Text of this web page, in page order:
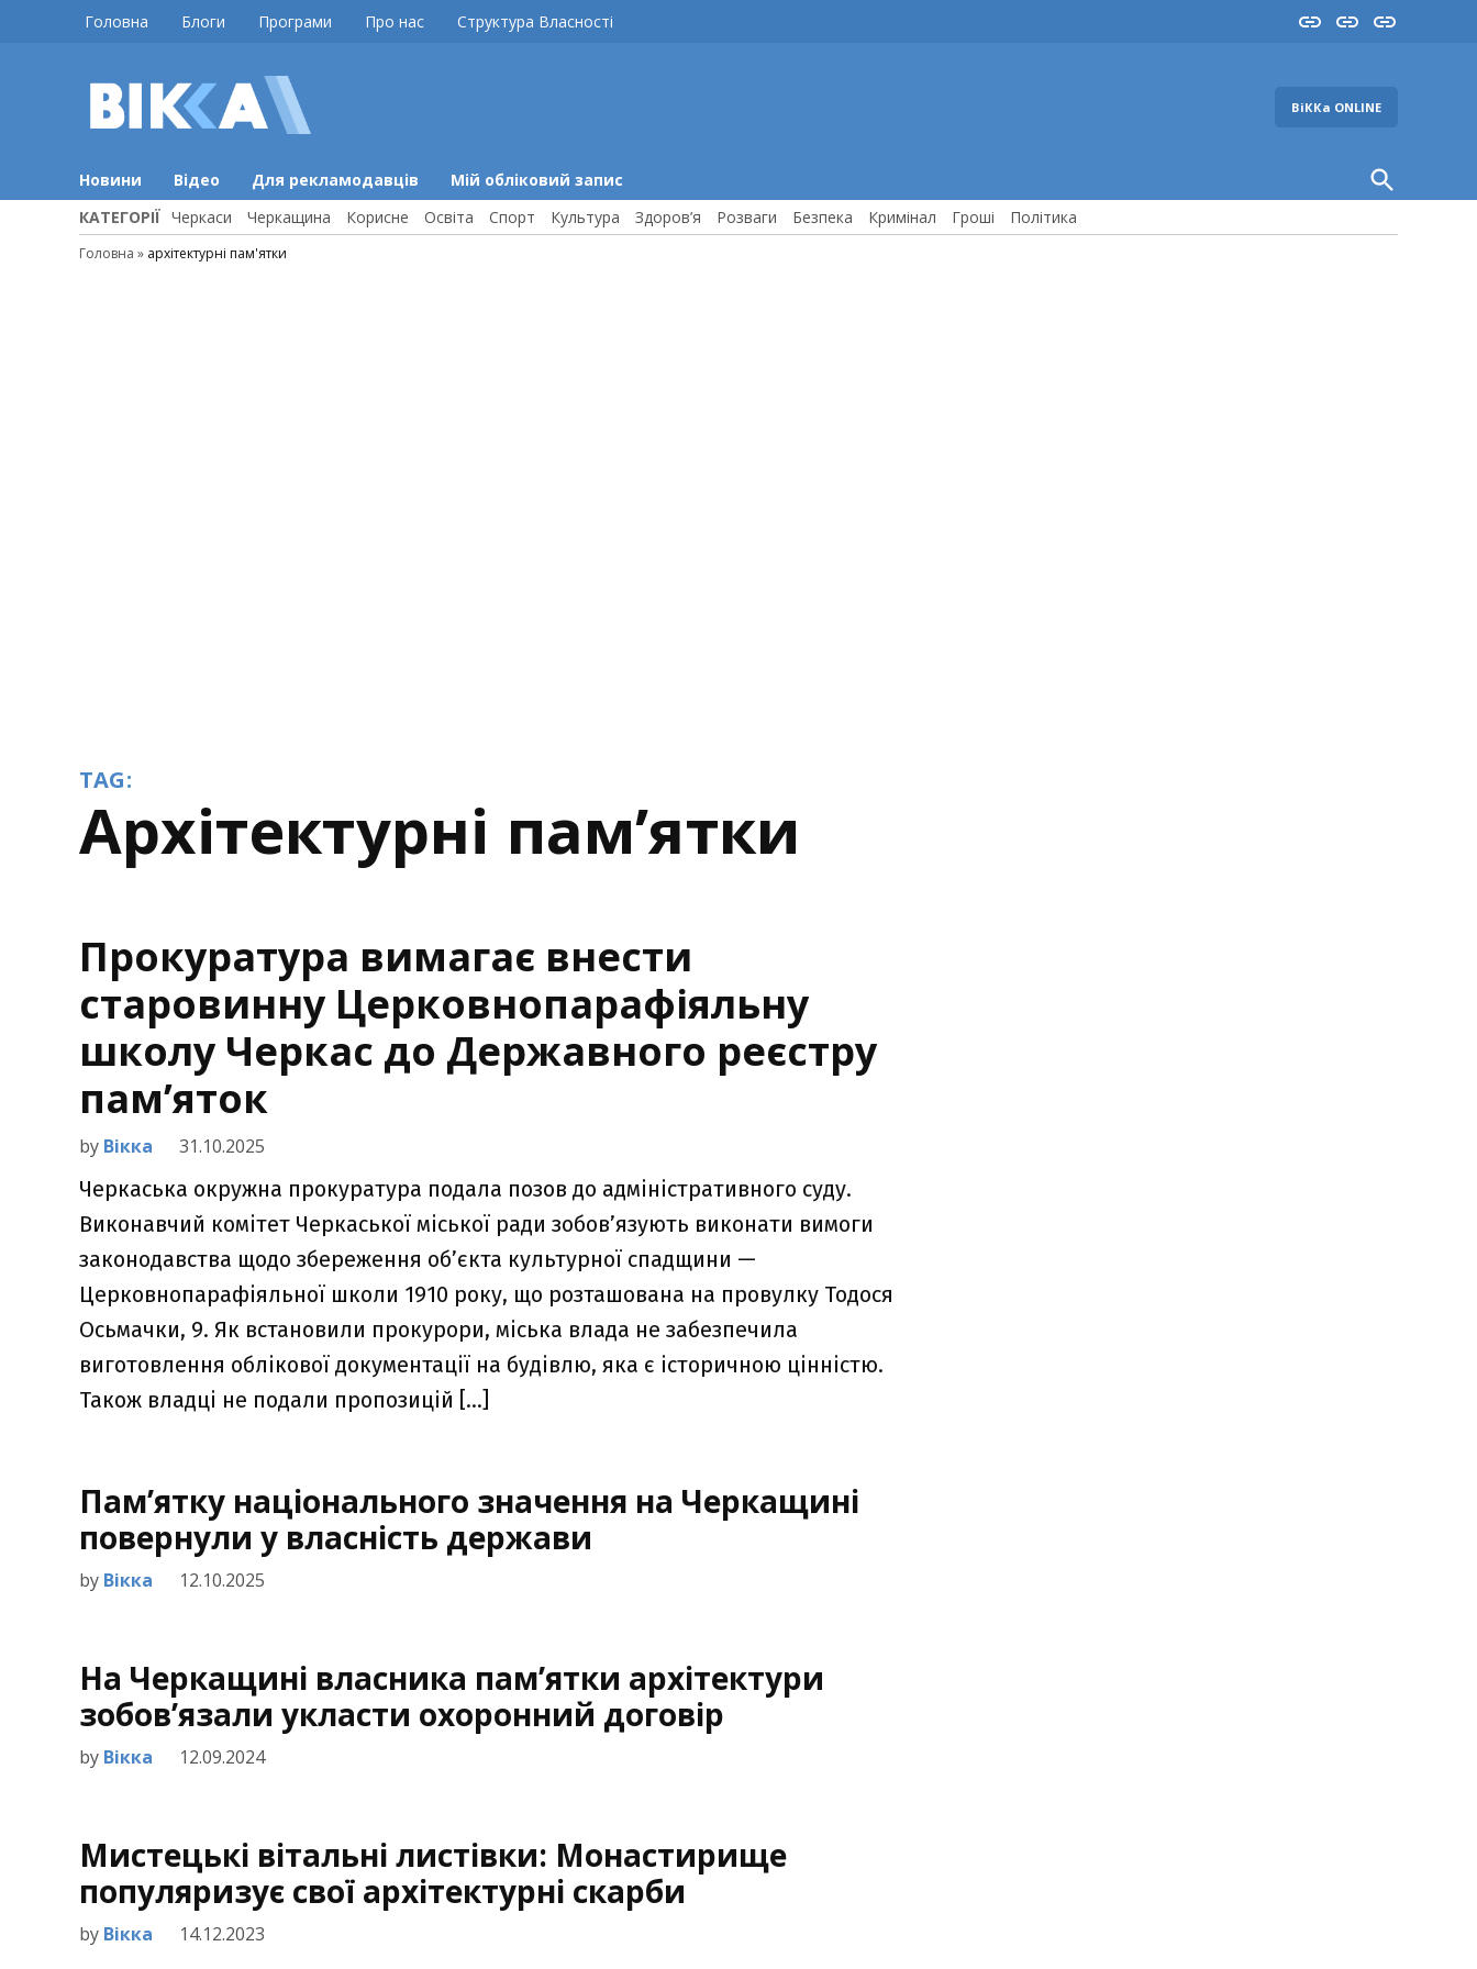
Головна Блоги Програми Про нас Структура Власності InstaYouTube
FB
ВіККа ONLINE
Новини Відео Для рекламодавців Мій обліковий запис
Open
Search
КАТЕГОРІЇ Черкаси Черкащина Корисне Освіта Спорт Культура Здоров’я Розваги Безпека Кримінал Гроші Політика
Головна » архітектурні пам'ятки
TAG:
архітектурні пам’ятки
Прокуратура вимагає внести
старовинну Церковнопарафіяльну
школу Черкас до Державного реєстру
пам’яток
by Вікка 31.10.2025
Черкаська окружна прокуратура подала позов до адміністративного суду.
Виконавчий комітет Черкаської міської ради зобов’язують виконати вимоги
законодавства щодо збереження об’єкта культурної спадщини —
Церковнопарафіяльної школи 1910 року, що розташована на провулку Тодося
Осьмачки, 9. Як встановили прокурори, міська влада не забезпечила
виготовлення облікової документації на будівлю, яка є історичною цінністю.
Також владці не подали пропозицій […]
Пам’ятку національного значення на Черкащині
повернули у власність держави
by Вікка 12.10.2025
На Черкащині власника пам’ятки архітектури
зобов’язали укласти охоронний договір
by Вікка 12.09.2024
Мистецькі вітальні листівки: Монастирище
популяризує свої архітектурні скарби
by Вікка 14.12.2023